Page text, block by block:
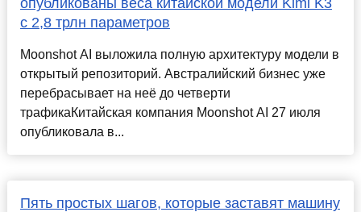
с 2,8 трлн параметров
Moonshot AI выложила полную архитектуру модели в
открытый репозиторий. Австралийский бизнес уже
перебрасывает на неё до четверти
трафикаКитайская компания Moonshot AI 27 июля
опубликовала в...
Пять простых шагов, которые заставят машину